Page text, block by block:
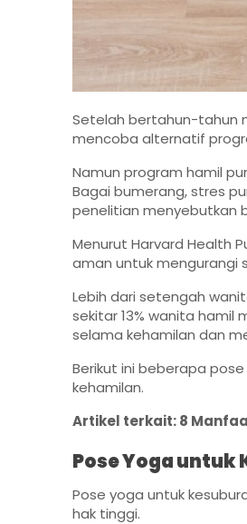
Setelah bertahun-tahun
mencoba alternatif
Namun program hamil
Bagai bumerang, stres
penelitian menyebutkan
Menurut Harvard Health
aman untuk mengurangi
Lebih dari setengah
sekitar 13% wanita hamil
selama kehamilan dan
Berikut ini beberapa
kehamilan.
Artikel terkait:8
Pose Yoga untuk
Pose yoga untuk
hak tinggi.